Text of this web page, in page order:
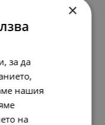
×
за да
нашия
на